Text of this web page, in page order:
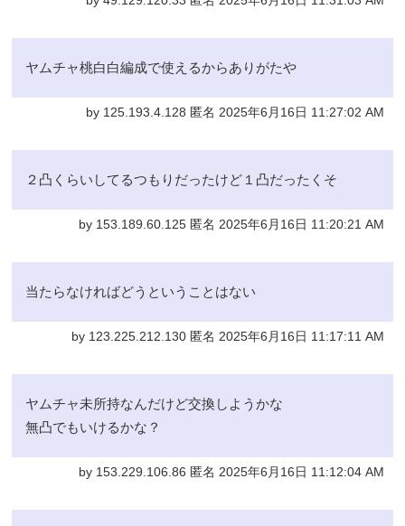
ヤムチャ桃白白編成で使えるからありがたや
by 125.193.4.128 匿名 2025年6月16日 11:27:02 AM
２凸くらいしてるつもりだったけど１凸だったくそ
by 153.189.60.125 匿名 2025年6月16日 11:20:21 AM
当たらなければどうということはない
by 123.225.212.130 匿名 2025年6月16日 11:17:11 AM
ヤムチャ未所持なんだけど交換しようかな
無凸でもいけるかな？
by 153.229.106.86 匿名 2025年6月16日 11:12:04 AM